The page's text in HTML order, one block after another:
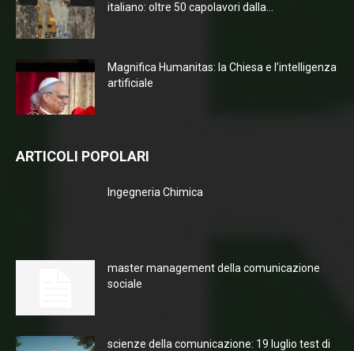
italiano: oltre 50 capolavori dalla...
Magnifica Humanitas: la Chiesa e l’intelligenza
artificiale
ARTICOLI POPOLARI
Ingegneria Chimica
master management della comunicazione
sociale
scienze della comunicazione: 19 luglio test di